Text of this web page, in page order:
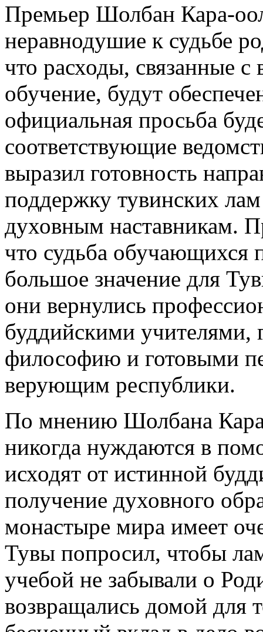
Премьер Шолбан Кара-
неравнодушие к судьбе
что расходы, связанные
обучение, будут
официальная просьба
соответствующие
выразил готовность
поддержку тувинских
духовным наставникам.
что судьба обучающихся
большое значение для
они вернулись
буддийскими учителями,
философию и готовыми
верующим республики.
По мнению Шолбана
никогда нуждаются в
исходят от истинной
получение духовного
монастыре мира имеет
Тувы попросил, чтобы
учебой не забывали о
возвращались домой для